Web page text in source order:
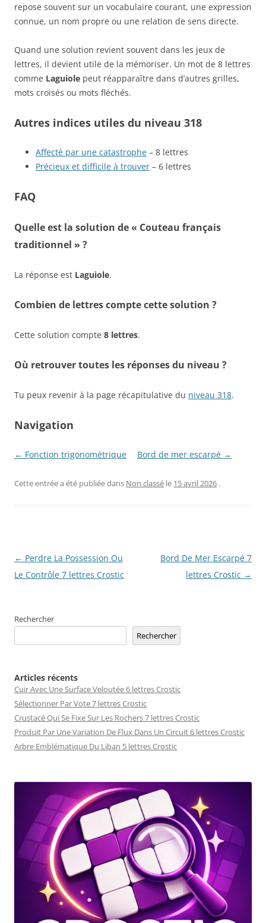
repose souvent sur un vocabulaire courant, une expression
connue, un nom propre ou une relation de sens directe.
Quand une solution revient souvent dans les jeux de
lettres, il devient utile de la mémoriser. Un mot de 8 lettres
comme Laguiole peut réapparaître dans d’autres grilles,
mots croisés ou mots fléchés.
Autres indices utiles du niveau 318
Affecté par une catastrophe – 8 lettres
Précieux et difficile à trouver – 6 lettres
FAQ
Quelle est la solution de « Couteau français
traditionnel » ?
La réponse est Laguiole.
Combien de lettres compte cette solution ?
Cette solution compte 8 lettres.
Où retrouver toutes les réponses du niveau ?
Tu peux revenir à la page récapitulative du niveau 318.
Navigation
← Fonction trigonométrique Bord de mer escarpé →
Cette entrée a été publiée dans Non classé le 15 avril 2026 .
Navigation
des
← Perdre La Possession Ou
Le Contrôle 7 lettres Crostic
Bord De Mer Escarpé 7
lettres Crostic →
Rechercher
Rechercher
Articles récents
Cuir Avec Une Surface Veloutée 6 lettres Crostic
Sélectionner Par Vote 7 lettres Crostic
Crustacé Qui Se Fixe Sur Les Rochers 7 lettres Crostic
Produit Par Une Variation De Flux Dans Un Circuit 6 lettres Crostic
Arbre Emblématique Du Liban 5 lettres Crostic